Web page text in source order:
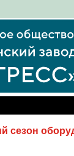
сезон